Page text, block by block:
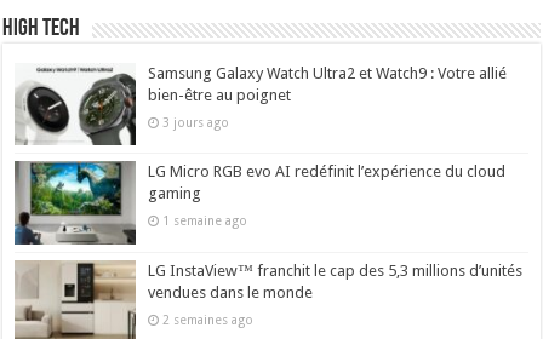
High Tech
Samsung Galaxy Watch Ultra2 et Watch9 : Votre allié
bien-être au poignet
3 jours ago
LG Micro RGB evo AI redéfinit l’expérience du cloud
gaming
1 semaine ago
LG InstaView™ franchit le cap des 5,3 millions d’unités
vendues dans le monde
2 semaines ago